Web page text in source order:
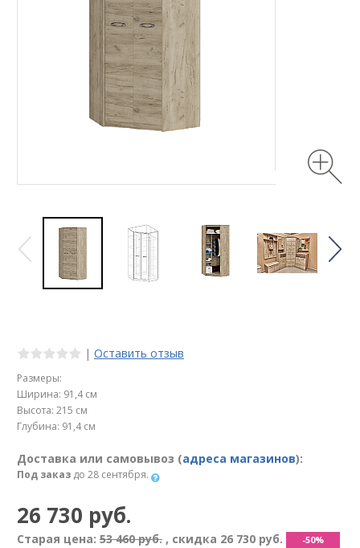
| Оставить отзыв
Размеры:
Ширина: 91,4 см
Высота: 215 см
Глубина: 91,4 см
Доставка или самовывоз (адреса магазинов):
Под заказ до 28 сентября.
26 730 руб.
Старая цена: 53 460 руб. , скидка 26 730 руб. -50%